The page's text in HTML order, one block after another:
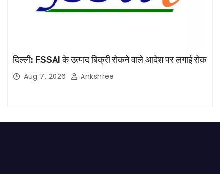
दिल्ली: FSSAI के उत्पाद बिक्री रोकने वाले आदेश पर लगाई रोक
Aug 7, 2026 Ankshree